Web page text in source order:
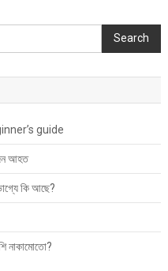
কোথায়
Search
guide
আহত
কি আছে?
নাকামোতো?